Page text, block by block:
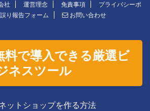
社 運営理念 免責事項
プライバシーポ
誤り報告フォーム お問い合わせ
料で導入できる厳選ビ
ネスツール
ットショップを作る方法